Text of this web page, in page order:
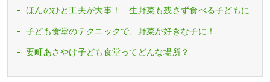
ほんのひと工夫が大事！ 生野菜も残さず食べる子どもに
子ども食堂のテクニックで、野菜が好きな子に！
要町あさやけ子ども食堂ってどんな場所？